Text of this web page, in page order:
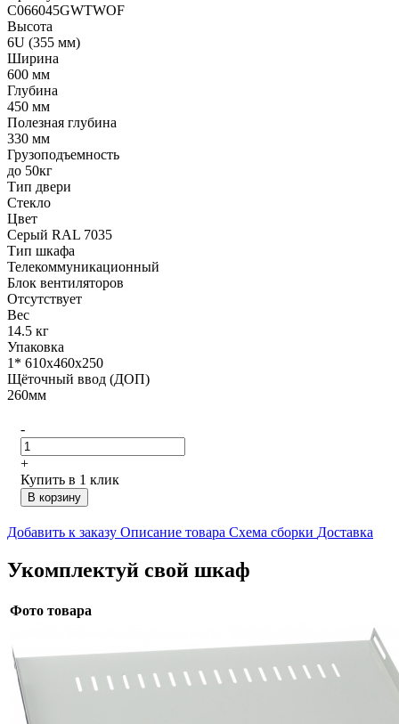
C066045GWTWOF
Высота
6U (355 мм)
Ширина
600 мм
Глубина
450 мм
Полезная глубина
330 мм
Грузоподъемность
до 50кг
Тип двери
Стекло
Цвет
Серый RAL 7035
Тип шкафа
Телекоммуникационный
Блок вентиляторов
Отсутствует
Вес
14.5 кг
Упаковка
1* 610х460х250
Щёточный ввод (ДОП)
260мм
-
+
Купить в 1 клик
В корзину
Добавить к заказу Описание товара Схема сборки Доставка
Укомплектуй свой шкаф
Фото товара